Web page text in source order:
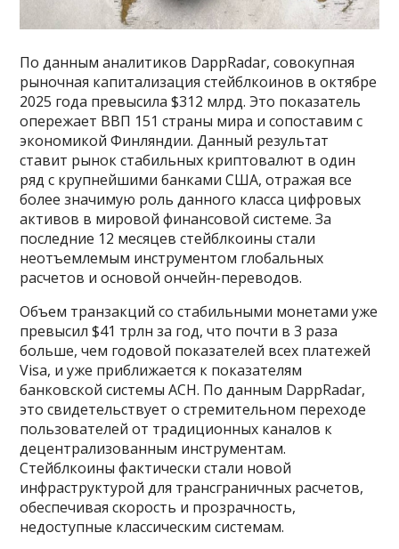
По данным аналитиков DappRadar, совокупная
рыночная капитализация стейблкоинов в октябре
2025 года превысила $312 млрд. Это показатель
опережает ВВП 151 страны мира и сопоставим с
экономикой Финляндии. Данный результат
ставит рынок стабильных криптовалют в один
ряд с крупнейшими банками США, отражая все
более значимую роль данного класса цифровых
активов в мировой финансовой системе. За
последние 12 месяцев стейблкоины стали
неотъемлемым инструментом глобальных
расчетов и основой ончейн-переводов.
Объем транзакций со стабильными монетами уже
превысил $41 трлн за год, что почти в 3 раза
больше, чем годовой показателей всех платежей
Visa, и уже приближается к показателям
банковской системы ACH. По данным DappRadar,
это свидетельствует о стремительном переходе
пользователей от традиционных каналов к
децентрализованным инструментам.
Стейблкоины фактически стали новой
инфраструктурой для трансграничных расчетов,
обеспечивая скорость и прозрачность,
недоступные классическим системам.